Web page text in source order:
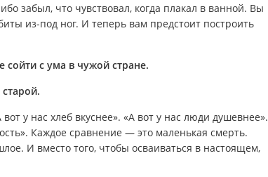
забыл, что чувствовал, когда плакал в ванной. Вы
из-под ног. И теперь вам предстоит построить
с ума в чужой стране.
у нас хлеб вкуснее». «А вот у нас люди душевнее».
Каждое сравнение — это маленькая смерть.
И вместо того, чтобы осваиваться в настоящем,